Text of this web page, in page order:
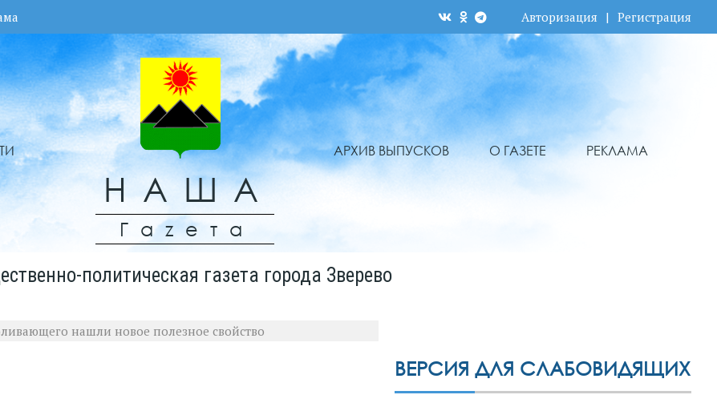
Авторизация | Регистрация
НАША
Гаzета
АРХИВ ВЫПУСКОВ О ГАЗЕТЕ РЕКЛАМА
политическая газета города Зверево
нашли новое полезное свойство
ВЕРСИЯ ДЛЯ СЛАБОВИДЯЩИХ